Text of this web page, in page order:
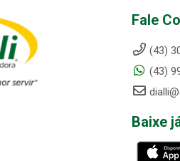
Fale
(43)
(43)
Baixe